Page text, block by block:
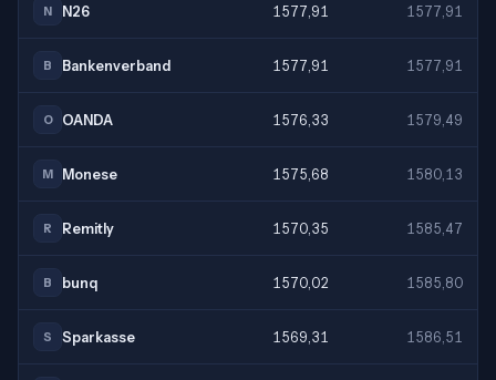
N N26 1577,91 1577,91
B Bankenverband 1577,91 1577,91
O OANDA 1576,33 1579,49
M Monese 1575,68 1580,13
R Remitly 1570,35 1585,47
B bunq 1570,02 1585,80
S Sparkasse 1569,31 1586,51